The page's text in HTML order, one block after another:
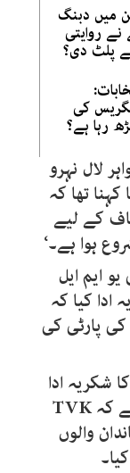
میں دبنگ
نے روایتی
پلٹ دی؟
کی
رہا ہے؟
لال نہرو
تھا کہ
کے لیے
ہوا ہے۔‘
ایم ایل
ادا کیا کہ
پارٹی کی
شکریہ ادا
کہTVK
والوں